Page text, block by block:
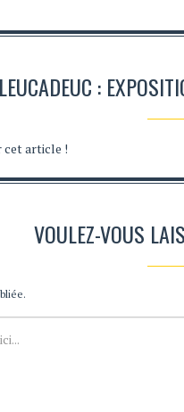
:
cet article !
VOULEZ-VOUS